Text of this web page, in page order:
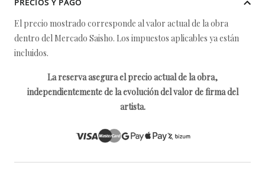
PRECIOS Y PAGO
El precio mostrado corresponde al valor actual de la obra
dentro del Mercado Saisho. Los impuestos aplicables ya están
incluidos.
La reserva asegura el precio actual de la obra,
independientemente de la evolución del valor de firma del
artista.